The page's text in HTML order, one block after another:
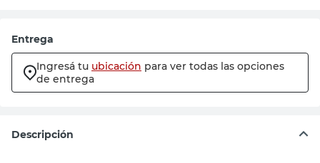
Entrega
Ingresá tu ubicación para ver todas las opciones
de entrega
Descripción